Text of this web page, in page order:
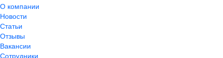
О компании
Новости
Статьи
Отзывы
Вакансии
Сотрудники